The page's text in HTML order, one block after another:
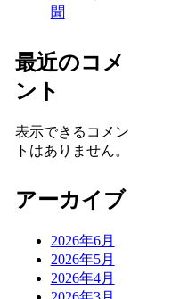
聞
最近のコメ
ント
表示できるコメン
トはありません。
アーカイブ
2026年6月
2026年5月
2026年4月